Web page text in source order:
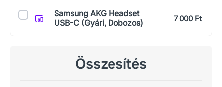
Samsung AKG Headset
USB-C (Gyári, Dobozos)
7 000 Ft
Összesítés